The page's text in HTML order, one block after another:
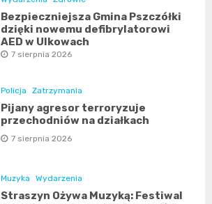
Bezpieczniejsza Gmina Pszczółki
dzięki nowemu defibrylatorowi
AED w Ulkowach
7 sierpnia 2026
Policja Zatrzymania
Pijany agresor terroryzuje
przechodniów na działkach
7 sierpnia 2026
Muzyka Wydarzenia
Straszyn Ożywa Muzyką: Festiwal